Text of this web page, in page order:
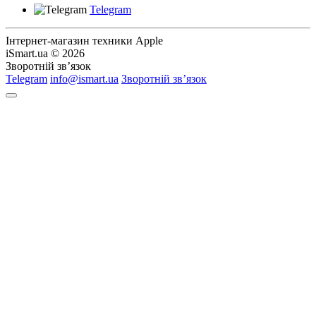
Telegram
Інтернет-магазин техники Apple
iSmart.ua © 2026
Зворотній зв’язок
Telegram info@ismart.ua Зворотній зв’язок